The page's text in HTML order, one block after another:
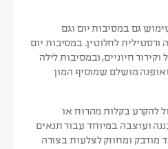
גם במסיבות יום וגם
ורסטילית לחלוטין. במסיבות יום
חיוניים, ובמסיבות לילה
מושלם שמוסיף המון
להקרע בקלות מהרוח או
ועוצבה במיוחד עבור תנאים
מודבק ומחוזק לצלעות בצורה